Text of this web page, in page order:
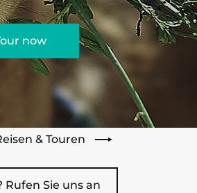
now
& Touren
Rufen Sie uns an